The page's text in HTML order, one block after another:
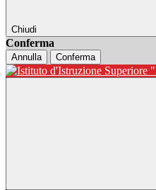
Chiudi
Conferma
Annulla Conferma